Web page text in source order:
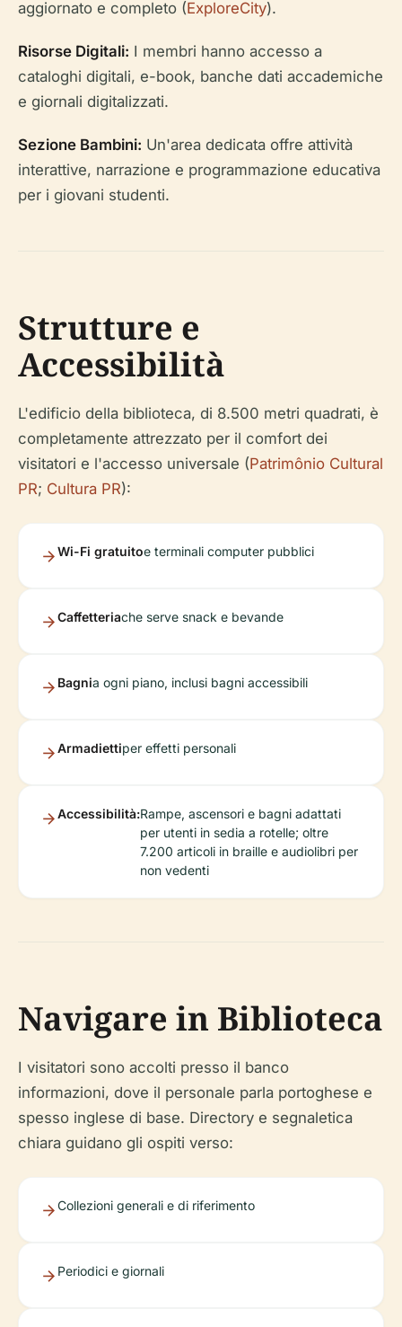
aggiornato e completo (ExploreCity).
Risorse Digitali: I membri hanno accesso a
cataloghi digitali, e-book, banche dati accademiche
e giornali digitalizzati.
Sezione Bambini: Un'area dedicata offre attività
interattive, narrazione e programmazione educativa
per i giovani studenti.
Strutture e
Accessibilità
L'edificio della biblioteca, di 8.500 metri quadrati, è
completamente attrezzato per il comfort dei
visitatori e l'accesso universale (Patrimônio Cultural
PR; Cultura PR):
Wi-Fi gratuitoe terminali computer pubblici
Caffetteriache serve snack e bevande
Bagnia ogni piano, inclusi bagni accessibili
Armadiettiper effetti personali
Accessibilità:Rampe, ascensori e bagni adattati
per utenti in sedia a rotelle; oltre
7.200 articoli in braille e audiolibri per
non vedenti
Navigare in Biblioteca
I visitatori sono accolti presso il banco
informazioni, dove il personale parla portoghese e
spesso inglese di base. Directory e segnaletica
chiara guidano gli ospiti verso:
Collezioni generali e di riferimento
Periodici e giornali